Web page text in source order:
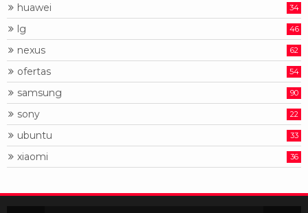
huawei 34
lg 46
nexus 62
ofertas 54
samsung 90
sony 22
ubuntu 33
xiaomi 36